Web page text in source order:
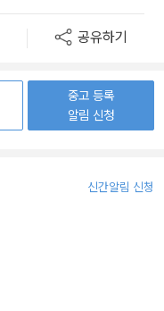
공유하기
중고 등록
알림 신청
신간알림 신청